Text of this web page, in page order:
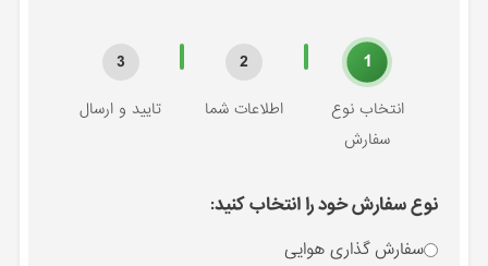
1
انتخاب نوع
سفارش
2
اطلاعات شما
3
تایید و ارسال
نوع سفارش خود را انتخاب کنید:
سفارش گذاری هوایی